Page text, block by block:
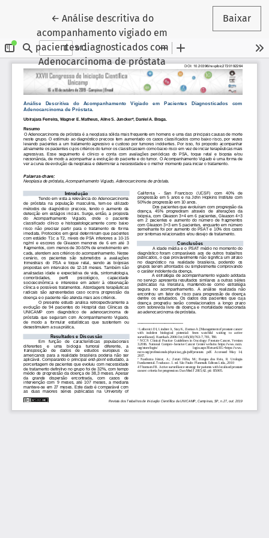
← Voltar aos Detalhes do Artigo
Análise descritiva do
acompanhamento vigiado em
pacientes diagnosticados com
Adenocarcinoma de próstata
Baixar